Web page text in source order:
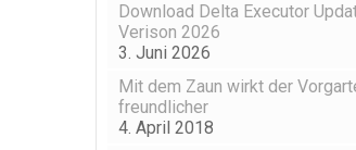
Download Delta Executor
Verison 2026
3. Juni 2026
Mit dem Zaun wirkt der
freundlicher
4. April 2018